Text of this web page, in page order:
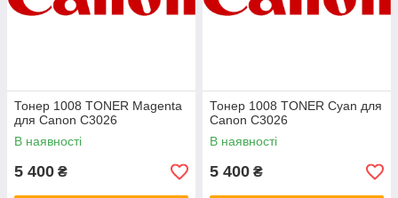
Тонер 1008 TONER Magenta
для Canon C3026
В наявності
5 400 ₴
Тонер 1008 TONER Cyan для
Canon C3026
В наявності
5 400 ₴